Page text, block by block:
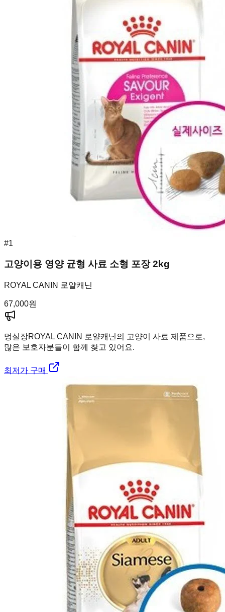
#1
고양이용 영양 균형 사료 소형 포장 2kg
ROYAL CANIN 로얄캐닌
67,000원
멍실장ROYAL CANIN 로얄캐닌의 고양이 사료 제품으로,
많은 보호자분들이 함께 찾고 있어요.
최저가 구매